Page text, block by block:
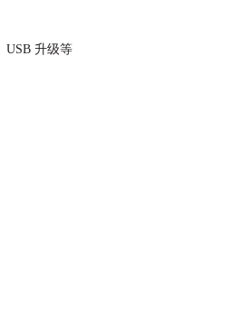
USB 升级等